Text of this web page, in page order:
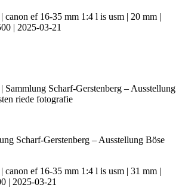
canon ef 16-35 mm 1:4 l is usm | 20 mm |
| 2025-03-21
Scharf-Gerstenberg – Ausstellung Böse
canon ef 16-35 mm 1:4 l is usm | 31 mm |
| 2025-03-21